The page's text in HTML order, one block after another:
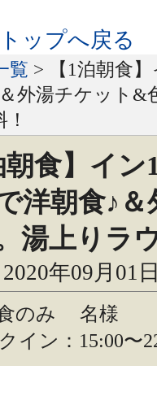
ップへ戻る
覧 > 【1泊朝食
外湯チケット&
朝食】イ
洋朝食♪
湯上りラ
年09月01
のみ
名様
イン：15:00